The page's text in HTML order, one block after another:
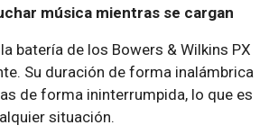
música mientras se cargan
batería de los Bowers & Wilkins PX
Su duración de forma inalámbrica
de forma ininterrumpida, lo que es
situación.